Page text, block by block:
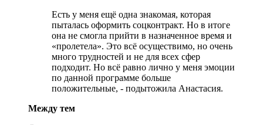
Есть у меня ещё одна знакомая, которая
пыталась оформить соцконтракт. Но в итоге
она не смогла прийти в назначенное время и
«пролетела». Это всё осуществимо, но очень
много трудностей и не для всех сфер
подходит. Но всё равно лично у меня эмоции
по данной программе больше
положительные, - подытожила Анастасия.
Между тем